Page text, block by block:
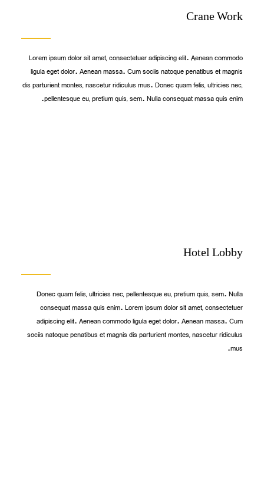
Crane Work
Lorem ipsum dolor sit amet, consectetuer adipiscing elit. Aenean commodo
ligula eget dolor. Aenean massa. Cum sociis natoque penatibus et magnis
dis parturient montes, nascetur ridiculus mus. Donec quam felis, ultricies nec,
pellentesque eu, pretium quis, sem. Nulla consequat massa quis enim.
Hotel Lobby
Donec quam felis, ultricies nec, pellentesque eu, pretium quis, sem. Nulla
consequat massa quis enim. Lorem ipsum dolor sit amet, consectetuer
adipiscing elit. Aenean commodo ligula eget dolor. Aenean massa. Cum
sociis natoque penatibus et magnis dis parturient montes, nascetur ridiculus
mus.